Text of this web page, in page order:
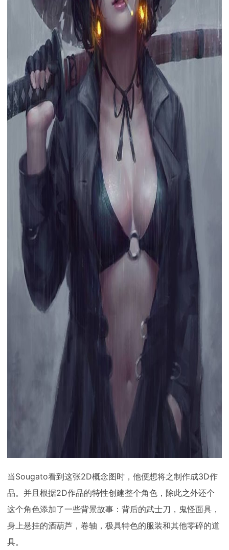
当Sougato看到这张2D概念图时，他便想将之制作成3D作
品。并且根据2D作品的特性创建整个角色，除此之外还个
这个角色添加了一些背景故事：背后的武士刀，鬼怪面具，
身上悬挂的酒葫芦，卷轴，极具特色的服装和其他零碎的道
具。